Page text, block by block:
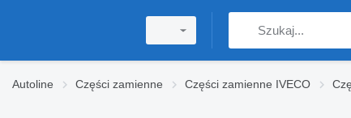
Autoline Części zamienne Części zamienne IVECO